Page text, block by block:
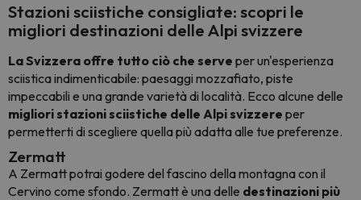
Stazioni sciistiche consigliate: scopri le
migliori destinazioni delle Alpi svizzere
La Svizzera offre tutto ciò che serve per un'esperienza
sciistica indimenticabile: paesaggi mozzafiato, piste
impeccabili e una grande varietà di località. Ecco alcune delle
migliori stazioni sciistiche delle Alpi svizzere per
permetterti di scegliere quella più adatta alle tue preferenze.
Zermatt
A Zermatt potrai godere del fascino della montagna con il
Cervino come sfondo. Zermatt è una delle destinazioni più